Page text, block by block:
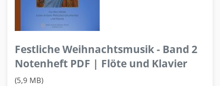
Festliche Weihnachtsmusik - Band 2
Notenheft PDF | Flöte und Klavier
(5,9 MB)